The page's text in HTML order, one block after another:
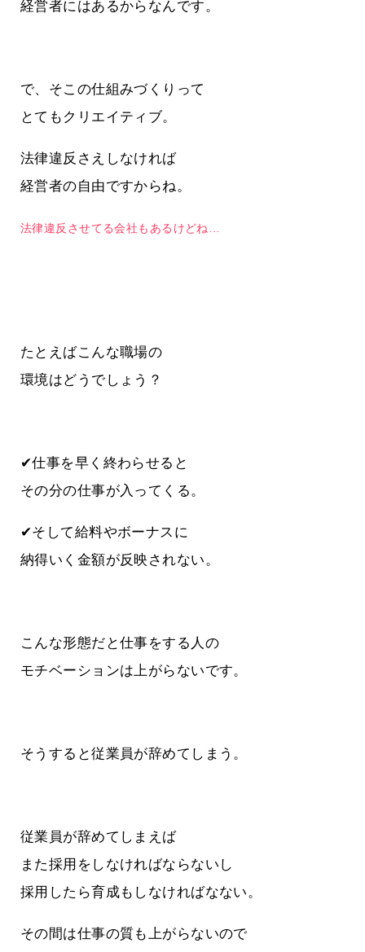
経営者にはあるからなんです。
で、そこの仕組みづくりって
とてもクリエイティブ。
法律違反さえしなければ
経営者の自由ですからね。
法律違反させてる会社もあるけどね…
たとえばこんな職場の
環境はどうでしょう？
✔仕事を早く終わらせると
その分の仕事が入ってくる。
✔そして給料やボーナスに
納得いく金額が反映されない。
こんな形態だと仕事をする人の
モチベーションは上がらないです。
そうすると従業員が辞めてしまう。
従業員が辞めてしまえば
また採用をしなければならないし
採用したら育成もしなければなない。
その間は仕事の質も上がらないので